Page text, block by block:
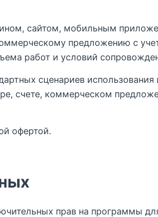
сайтом, мобильным
предложению с
работ и условий
сценариев
счете, коммерческом
офертой.
прав на программы